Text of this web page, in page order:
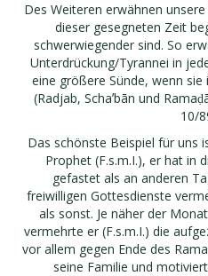
Des Weiteren erwähnen
dieser gesegneten Zeit
schwerwiegender sind. So
Unterdrückung/Tyrannei in
eine größere Sünde, wenn
(Radjab, Schaʼbān und
10/
Das schönste Beispiel für uns
Prophet (F.s.m.I.), er hat in
gefastet als an anderen
freiwilligen Gottesdienste
als sonst. Je näher der
vermehrte er (F.s.m.I.) die
vor allem gegen Ende des
seine Familie und